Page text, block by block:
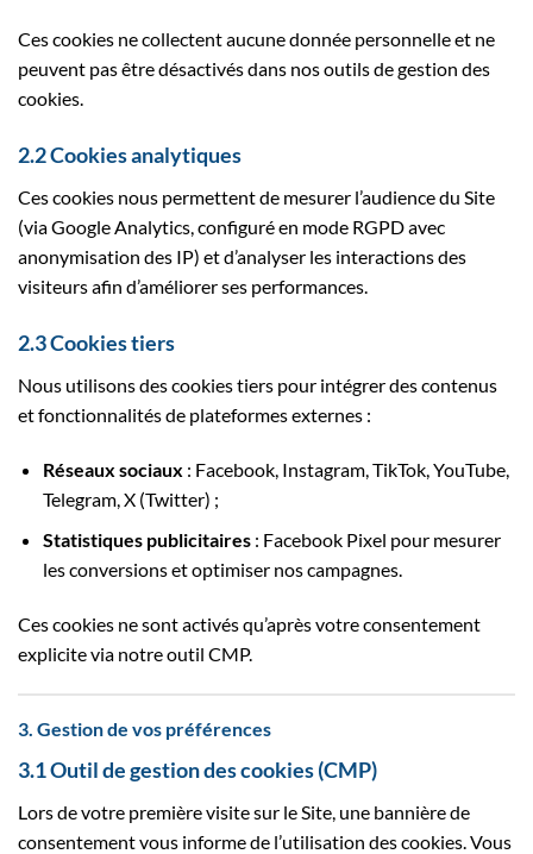
Ces cookies ne collectent aucune donnée personnelle et ne
peuvent pas être désactivés dans nos outils de gestion des
cookies.
2.2 Cookies analytiques
Ces cookies nous permettent de mesurer l’audience du Site
(via Google Analytics, configuré en mode RGPD avec
anonymisation des IP) et d’analyser les interactions des
visiteurs afin d’améliorer ses performances.
2.3 Cookies tiers
Nous utilisons des cookies tiers pour intégrer des contenus
et fonctionnalités de plateformes externes :
Réseaux sociaux : Facebook, Instagram, TikTok, YouTube,
Telegram, X (Twitter) ;
Statistiques publicitaires: Facebook Pixel pour mesurer
les conversions et optimiser nos campagnes.
Ces cookies ne sont activés qu’après votre consentement
explicite via notre outil CMP.
3. Gestion de vos préférences
3.1 Outil de gestion des cookies (CMP)
Lors de votre première visite sur le Site, une bannière de
consentement vous informe de l’utilisation des cookies. Vous